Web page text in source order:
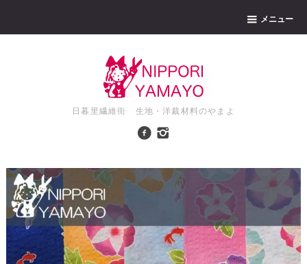
メニュー
日暮里繊維街 生地・洋裁材料のやまよ